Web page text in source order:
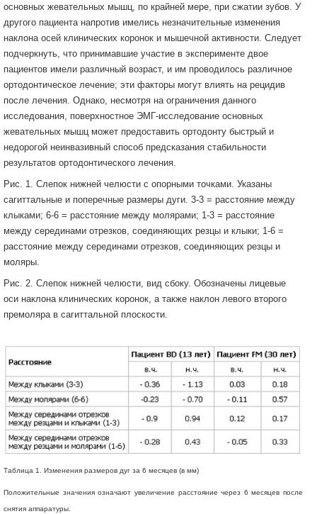
основных жевательных мышц, по крайней мере, при сжатии зубов. У
другого пациента напротив имелись незначительные изменения
наклона осей клинических коронок и мышечной активности. Следует
подчеркнуть, что принимавшие участие в эксперименте двое
пациентов имели различный возраст, и им проводилось различное
ортодонтическое лечение; эти факторы могут влиять на рецидив
после лечения. Однако, несмотря на ограничения данного
исследования, поверхностное ЭМГ-исследование основных
жевательных мышц может предоставить ортодонту быстрый и
недорогой неинвазивный способ предсказания стабильности
результатов ортодонтического лечения.
Рис. 1. Слепок нижней челюсти с опорными точками. Указаны
сагиттальные и поперечные размеры дуги. 3-3 = расстояние между
клыками; 6-6 = расстояние между молярами; 1-3 = расстояние
между серединами отрезков, соединяющих резцы и клыки; 1-6 =
расстояние между серединами отрезков, соединяющих резцы и
моляры.
Рис. 2. Слепок нижней челюсти, вид сбоку. Обозначены лицевые
оси наклона клинических коронок, а также наклон левого второго
премоляра в сагиттальной плоскости.
Таблица 1. Изменения размеров дуг за 6 месяцев (в мм)
Положительные значения означают увеличение расстояние через 6 месяцев после
снятия аппаратуры.